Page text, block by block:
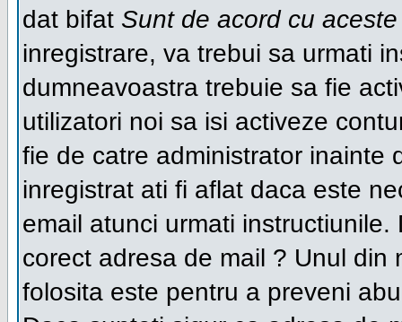
dat bifat Sunt de acord cu
inregistrare, va trebui sa urmati
dumneavoastra trebuie sa fie
utilizatori noi sa isi activeze
fie de catre administrator inainte
inregistrat ati fi aflat daca este
email atunci urmati
corect adresa de mail ? Unul
folosita este pentru a preveni